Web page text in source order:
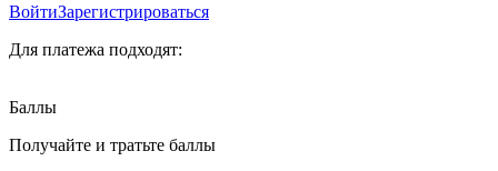
ВойтиЗарегистрироваться
Для платежа подходят:
Баллы
Получайте и тратьте баллы